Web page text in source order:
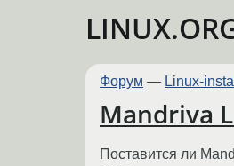
Форум — Linux-install
Mandriva
Поставится ли